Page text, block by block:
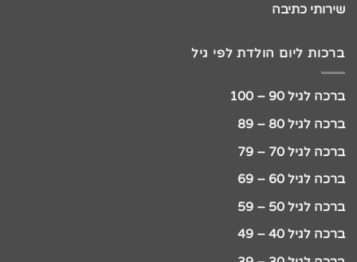
שירותי כתיבה
ברכות ליום הולדת לפי גיל
ברכה לגיל 90 – 100
ברכה לגיל 80 – 89
ברכה לגיל 70 – 79
ברכה לגיל 60 – 69
ברכה לגיל 50 – 59
ברכה לגיל 40 – 49